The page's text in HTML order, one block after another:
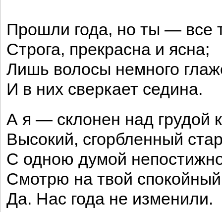
Прошли года, но ты — все
Строга, прекрасна и ясна;
Лишь волосы немного
И в них сверкает седина.
А я — склонен над грудой
Высокий, сгорбленный
С одною думой
Смотрю на твой
Да. Нас года не изменили.